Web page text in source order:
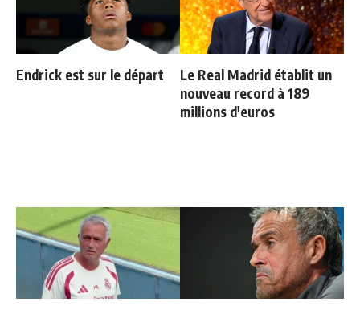
Endrick est sur le départ
Le Real Madrid établit un
nouveau record à 189
millions d'euros